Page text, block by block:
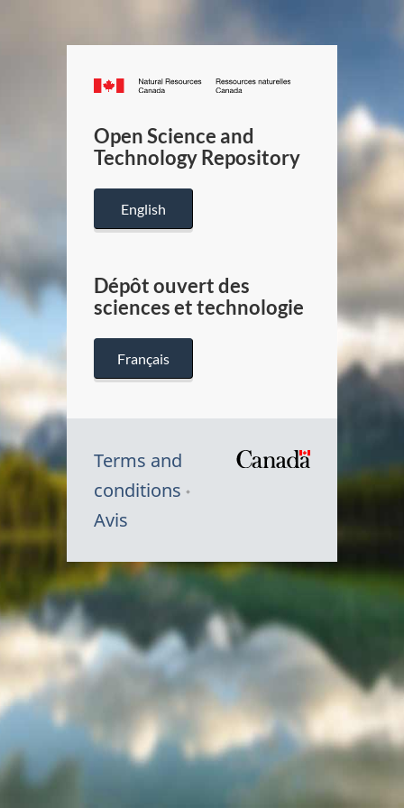
Canada.ca
/
Canada
Open Science and
Technology Repository
English
Dépôt ouvert des
sciences et technologie
Français
Terms and
conditions
Avis
Symbole
du